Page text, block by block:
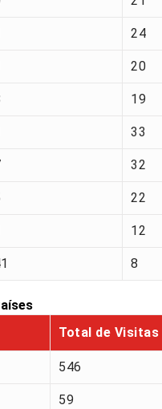
24
20
19
33
32
22
12
8
Total de Visitas
546
59